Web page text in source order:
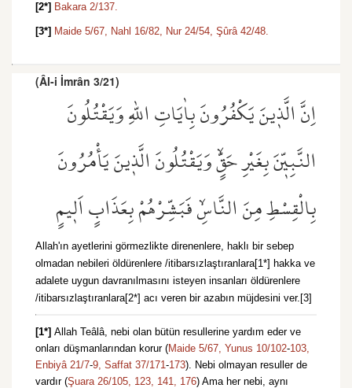
[2*] Bakara 2/137.
[3*] Maide 5/67, Nahl 16/82, Nur 24/54, Şûrâ 42/48.
(Âl-i İmrân 3/21)
اِنَّ الَّذ۪ينَ يَكْفُرُونَ بِاٰيَاتِ اللّٰهِ وَيَقْتُلُونَ
النَّبِيّ۪نَ بِغَيْرِ حَقٍّۙ وَيَقْتُلُونَ الَّذ۪ينَ يَأْمُرُونَ
بِالْقِسْطِ مِنَ النَّاسِۙ فَبَشِّرْهُمْ بِعَذَابٍ اَل۪يمٍ
Allah'ın ayetlerini görmezlikte direnenlere, haklı bir sebep
olmadan nebileri öldürenlere /itibarsızlaştıranlara[1*] hakka ve
adalete uygun davranılmasını isteyen insanları öldürenlere
/itibarsızlaştıranlara[2*] acı veren bir azabın müjdesini ver.[3]
[1*] Allah Teâlâ, nebi olan bütün resullerine yardım eder ve
onları düşmanlarından korur (Maide 5/67, Yunus 10/102-103,
Enbiyâ 21/7-9, Saffat 37/171-173). Nebi olmayan resuller de
vardır (Şuara 26/105, 123, 141, 176) Ama her nebi, aynı